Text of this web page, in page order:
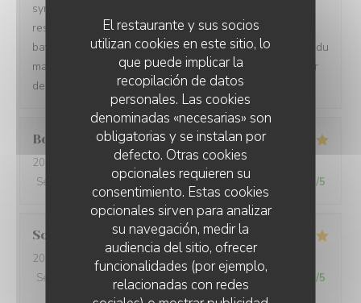
El restaurante y sus socios
utilizan cookies en este sitio, lo
que puede implicar la
recopilación de datos
personales. Las cookies
denominadas «necesarias» son
obligatorias y se instalan por
defecto. Otras cookies
opcionales requieren su
consentimiento. Estas cookies
opcionales sirven para analizar
su navegación, medir la
audiencia del sitio, ofrecer
funcionalidades (por ejemplo,
relacionadas con redes
sympathique. Par contre Damir recommandé par le
restaurant pour le service d’annexe (on est venu en
bateau) n’est pas du tout sérieux. Il nous a jamais répondu
malgré 3 messages laissés sur son répondeur. Changer
de prestataire…
Boris
2026-08-06
- 19:00 - Invitados 4
Servicio
Ambiente : 5/5 Menú: 5/5 Calidad / Precio /5
Sophie
2026-08-06
- 12:00 - Invitados 2
Servicio
Ambiente Menú /5 Calidad / Precio /5